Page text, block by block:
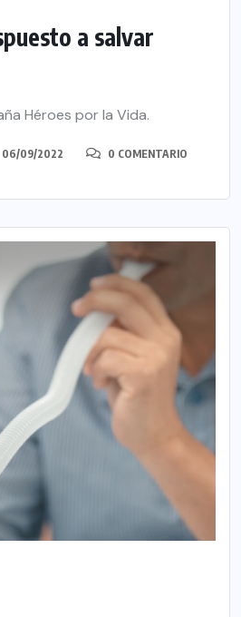
a salvar
Héroes por la Vida.
06/09/2022 0 COMENTARIO